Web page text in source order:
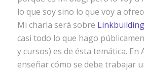
lo que soy sino lo que voy a
Mi charla será sobre Linkbuilding
casi todo lo que hago
y cursos) es de ésta temática. En
enseñar cómo se debe trabajar